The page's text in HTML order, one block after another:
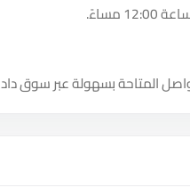
المتاحة بسهولة عبر سوق